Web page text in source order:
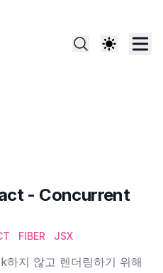
- Concurrent
FIBER JSX
지 않고 렌더링하기 위해